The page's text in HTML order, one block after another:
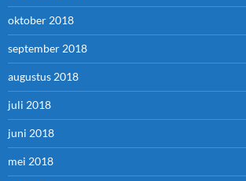
oktober 2018
september 2018
augustus 2018
juli 2018
juni 2018
mei 2018